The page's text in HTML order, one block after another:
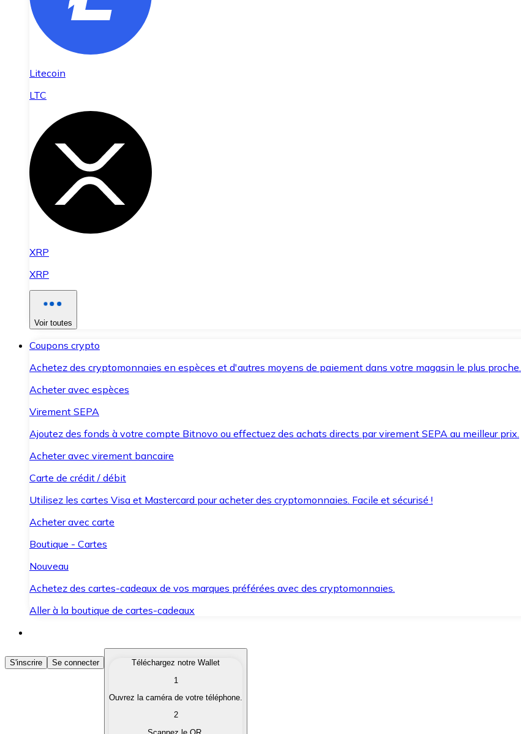
Litecoin
LTC
XRP
XRP
Voir toutes
Coupons crypto
Achetez des cryptomonnaies en espèces et d'autres moyens de paiement dans votre magasin le plus proche.
Acheter avec espèces
Virement SEPA
Ajoutez des fonds à votre compte Bitnovo ou effectuez des achats directs par virement SEPA au meilleur prix.
Acheter avec virement bancaire
Carte de crédit / débit
Utilisez les cartes Visa et Mastercard pour acheter des cryptomonnaies. Facile et sécurisé !
Acheter avec carte
Boutique - Cartes
Nouveau
Achetez des cartes-cadeaux de vos marques préférées avec des cryptomonnaies.
Aller à la boutique de cartes-cadeaux
Acheter des Cryptomonnaies
Achetez les cryptomonnaies qui vous intéressent rapidement et en toute sécurité.
Convertissez vos cryptomonnaies en monnaie fiduciaire lorsque vous en avez besoin.
S'inscrire Se connecter
Téléchargez notre Wallet
1
Ouvrez la caméra de votre téléphone.
2